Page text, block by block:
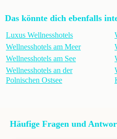
Das könnte dich ebenfalls
Luxus Wellnesshotels
Wellnesshotels am Meer
Wellnesshotels am See
Wellnesshotels an der
Polnischen Ostsee
Häufige Fragen und